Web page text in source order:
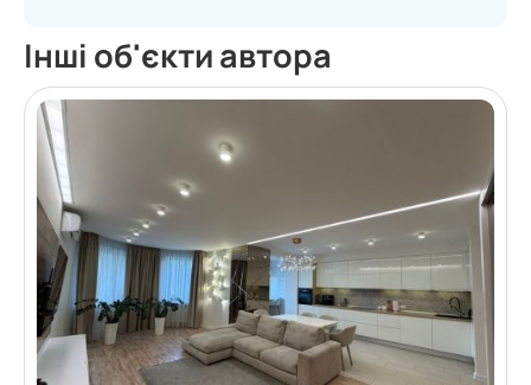
Інші об'єкти автора